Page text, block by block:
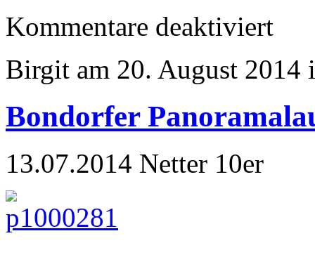
Kommentare deaktiviert
Birgit am 20. August
Bondorfer
13.07.2014 Netter 10er